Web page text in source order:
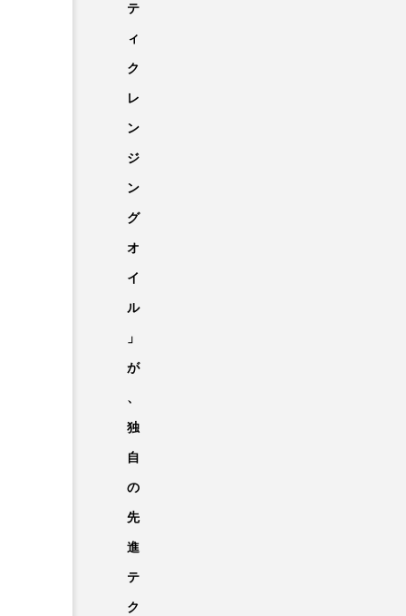
テ
ィ
ク
レ
ン
ジ
ン
グ
オ
イ
ル
」
が
、
独
自
の
先
進
テ
ク